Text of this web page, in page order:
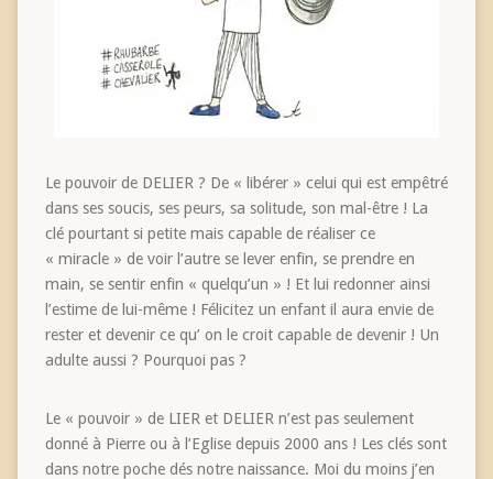
Le pouvoir de DELIER ? De « libérer » celui qui est empêtré
dans ses soucis, ses peurs, sa solitude, son mal-être ! La
clé pourtant si petite mais capable de réaliser ce
« miracle » de voir l’autre se lever enfin, se prendre en
main, se sentir enfin « quelqu’un » ! Et lui redonner ainsi
l’estime de lui-même ! Félicitez un enfant il aura envie de
rester et devenir ce qu’ on le croit capable de devenir ! Un
adulte aussi ? Pourquoi pas ?
Le « pouvoir » de LIER et DELIER n’est pas seulement
donné à Pierre ou à l’Eglise depuis 2000 ans ! Les clés sont
dans notre poche dés notre naissance. Moi du moins j’en